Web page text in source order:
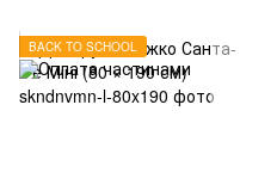
BACK TO SCHOOL